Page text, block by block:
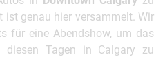
ist genau hier versammelt. Wir
für eine Abendshow, um das
Tagen in Calgary zu